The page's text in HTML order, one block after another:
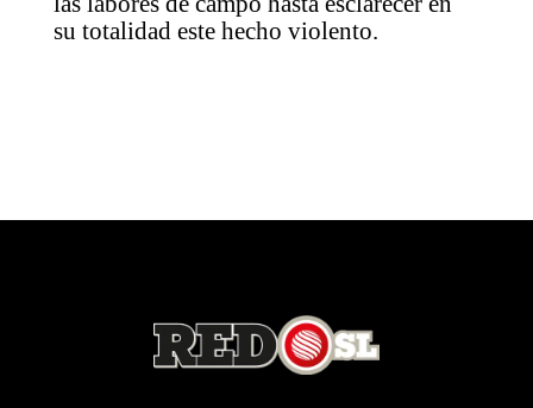
su totalidad este hecho violento.